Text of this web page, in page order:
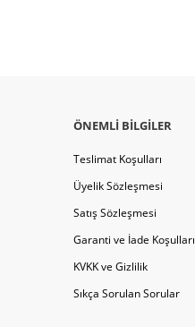
ÖNEMLI BILGILER
Teslimat Koşulları
Üyelik Sözleşmesi
Satış Sözleşmesi
Garanti ve İade Koşulları
KVKK ve Gizlilik
Sıkça Sorulan Sorular